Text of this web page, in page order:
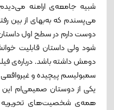
شبیه جامعه‌ی ارامنه
می‌پسندم که به‌بهای از بین
دوست دارم در سطح اول
شود ولی داستان قابلیت
دومش داشته ‌باشد. درباره‌ی
سمبولیسم پیچیده و غیرواقعی
یکی از دوستان صمیمی‌ام این
همه‌ی شخصیت‌های تحریریه